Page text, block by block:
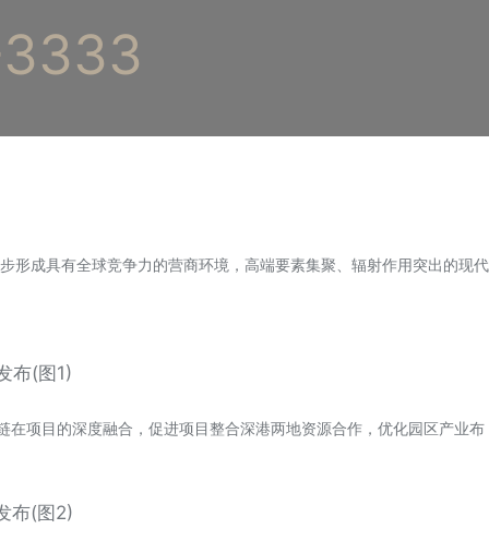
形成具有全球竞争力的营商环境，高端要素集聚、辐射作用突出的现代
项目的深度融合，促进项目整合深港两地资源合作，优化园区产业布